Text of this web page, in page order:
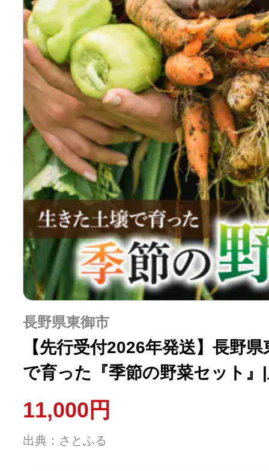
長野県東御市
【先行受付2026年発送】長野
で育った『季節の野菜セット』
11,000円
出典：さとふる